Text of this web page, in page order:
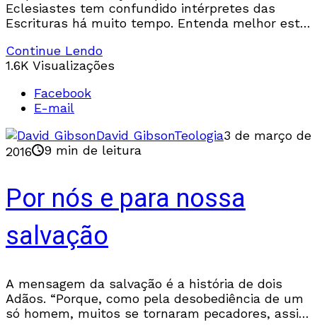
Eclesiastes tem confundido intérpretes das
Escrituras há muito tempo. Entenda melhor este
Continue Lendo
1.6K Visualizações
Facebook
E-mail
David GibsonTeologia3 de março de
2016
9 min de leitura
Por nós e para nossa
salvação
A mensagem da salvação é a história de dois
Adãos. “Porque, como pela desobediência de um
só homem, muitos se tornaram pecadores, assim